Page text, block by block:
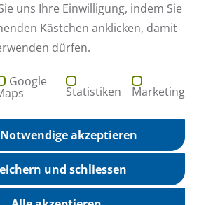
Nähe
uns Ihre Einwilligung, indem Sie
Kästchen anklicken, damit
dürfen.
Google
Statistiken Marketing
akzeptieren
und schliessen